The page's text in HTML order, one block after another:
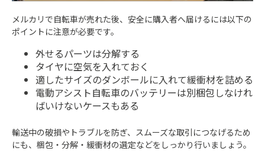
メルカリで自転車が売れた後、安全に購入者へ届けるには以下の
ポイントに注意が必要です。
外せるパーツは分解する
タイヤに空気を入れておく
適したサイズのダンボールに入れて緩衝材を詰める
電動アシスト自転車のバッテリーは別梱包しなけれ
ばいけないケースもある
輸送中の破損やトラブルを防ぎ、スムーズな取引につなげるため
にも、梱包・分解・緩衝材の選定などをしっかり行いましょう。